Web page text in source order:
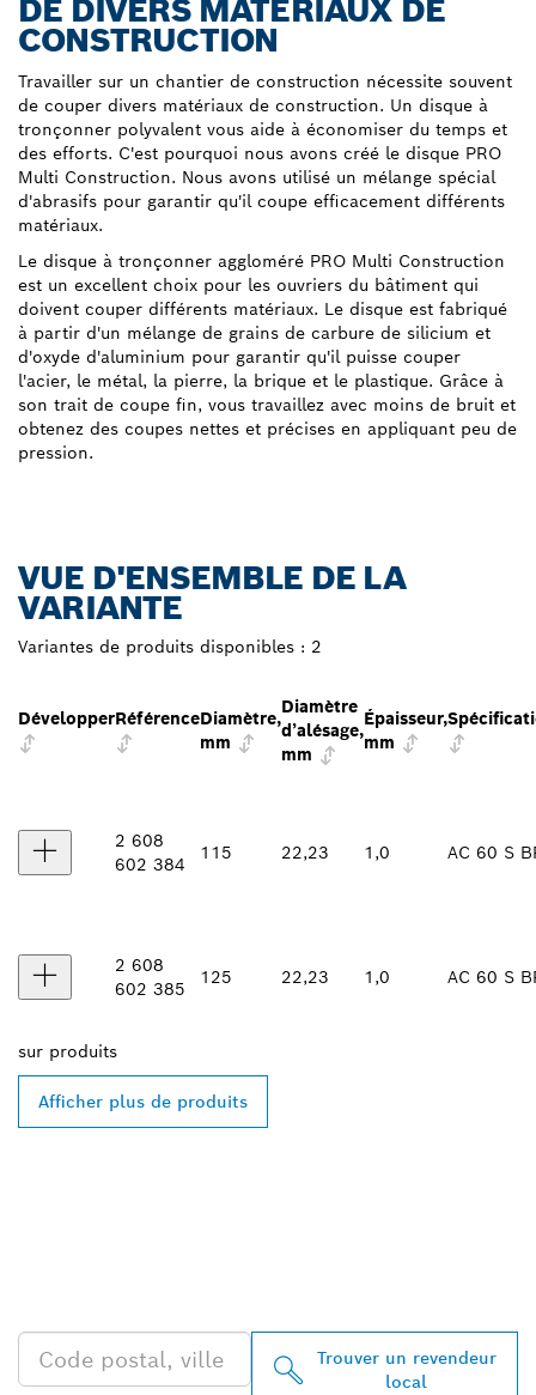
DE DIVERS MATÉRIAUX DE
CONSTRUCTION
Travailler sur un chantier de construction nécessite souvent
de couper divers matériaux de construction. Un disque à
tronçonner polyvalent vous aide à économiser du temps et
des efforts. C'est pourquoi nous avons créé le disque PRO
Multi Construction. Nous avons utilisé un mélange spécial
d'abrasifs pour garantir qu'il coupe efficacement différents
matériaux.
Le disque à tronçonner aggloméré PRO Multi Construction
est un excellent choix pour les ouvriers du bâtiment qui
doivent couper différents matériaux. Le disque est fabriqué
à partir d'un mélange de grains de carbure de silicium et
d'oxyde d'aluminium pour garantir qu'il puisse couper
l'acier, le métal, la pierre, la brique et le plastique. Grâce à
son trait de coupe fin, vous travaillez avec moins de bruit et
obtenez des coupes nettes et précises en appliquant peu de
pression.
VUE D'ENSEMBLE DE LA
VARIANTE
Variantes de produits disponibles : 2
DévelopperRéférenceDiamètre,
mm
Diamètre
d’alésage,
mm
Épaisseur,
mm
2 608
602 384
115 22,23 1,0 AC 60 S
2 608
602 385
125 22,23 1,0 AC 60 S
sur produits
Afficher plus de produits
Trouver un revendeur
local